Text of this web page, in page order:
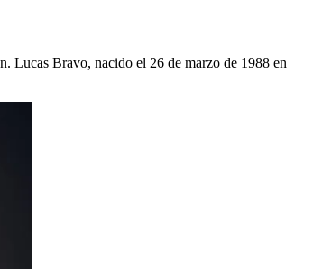
Lucas Bravo, nacido el 26 de marzo de 1988 en